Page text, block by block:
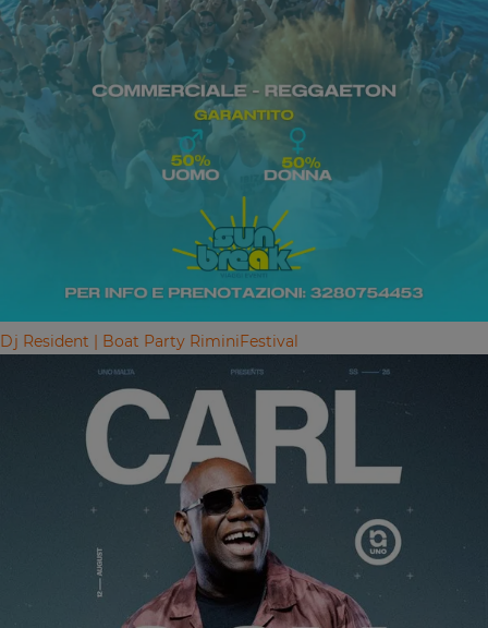
Dj Resident | Boat Party RiminiFestival